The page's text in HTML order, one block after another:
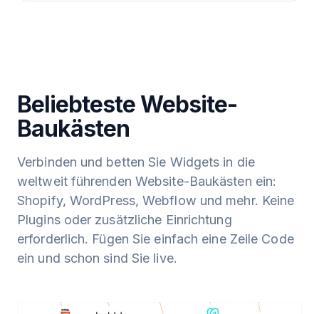
Beliebteste Website-
Baukästen
Verbinden und betten Sie Widgets in die
weltweit führenden Website-Baukästen ein:
Shopify, WordPress, Webflow und mehr. Keine
Plugins oder zusätzliche Einrichtung
erforderlich. Fügen Sie einfach eine Zeile Code
ein und schon sind Sie live.